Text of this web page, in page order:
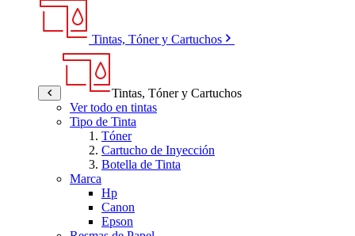
Tintas, Tóner y Cartuchos
Tintas, Tóner y Cartuchos
Ver todo en tintas
Tipo de Tinta
Tóner
Cartucho de Inyección
Botella de Tinta
Marca
Hp
Canon
Epson